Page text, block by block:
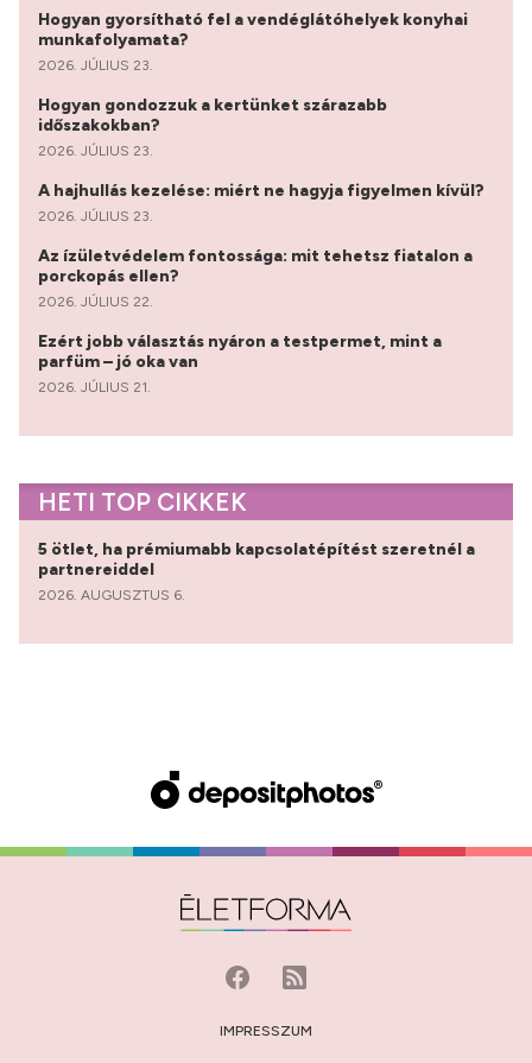
Hogyan gyorsítható fel a vendéglátóhelyek konyhai
munkafolyamata?
2026. JÚLIUS 23.
Hogyan gondozzuk a kertünket szárazabb
időszakokban?
2026. JÚLIUS 23.
A hajhullás kezelése: miért ne hagyja figyelmen kívül?
2026. JÚLIUS 23.
Az ízületvédelem fontossága: mit tehetsz fiatalon a
porckopás ellen?
2026. JÚLIUS 22.
Ezért jobb választás nyáron a testpermet, mint a
parfüm – jó oka van
2026. JÚLIUS 21.
HETI TOP CIKKEK
5 ötlet, ha prémiumabb kapcsolatépítést szeretnél a
partnereiddel
2026. AUGUSZTUS 6.
IMPRESSZUM